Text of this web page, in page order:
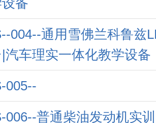
备
004--通用雪佛兰科鲁兹
汽车理实一体化教学设备
005--
006--普通柴油发动机实